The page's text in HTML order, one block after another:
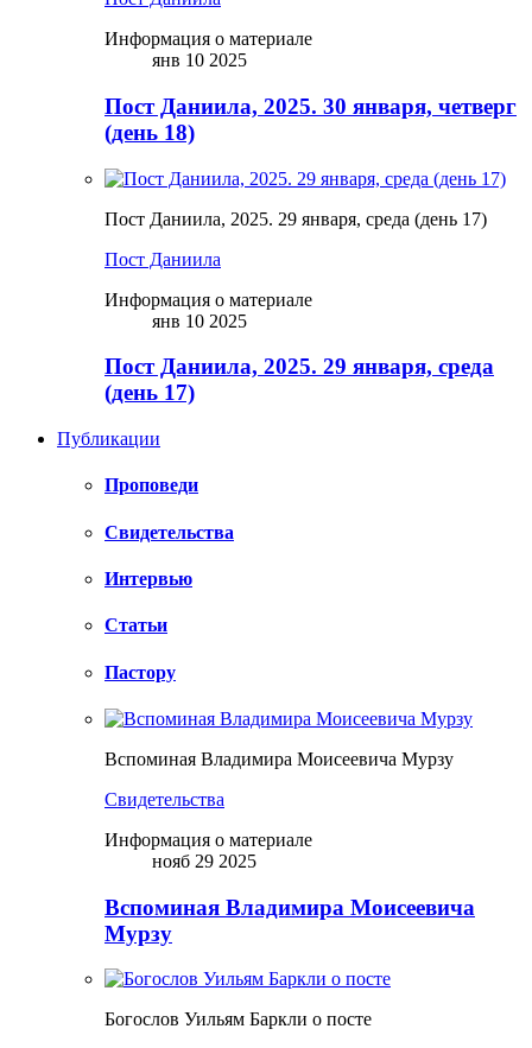
Информация о материале
янв 10 2025
Пост Даниила, 2025. 30 января, четверг
(день 18)
Пост Даниила, 2025. 29 января, среда (день 17)
Пост Даниила
Информация о материале
янв 10 2025
Пост Даниила, 2025. 29 января, среда
(день 17)
Публикации
Проповеди
Свидетельства
Интервью
Статьи
Пастору
Вспоминая Владимира Моисеевича Мурзу
Свидетельства
Информация о материале
нояб 29 2025
Вспоминая Владимира Моисеевича
Мурзу
Богослов Уильям Баркли о посте